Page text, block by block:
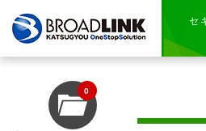
セ
0